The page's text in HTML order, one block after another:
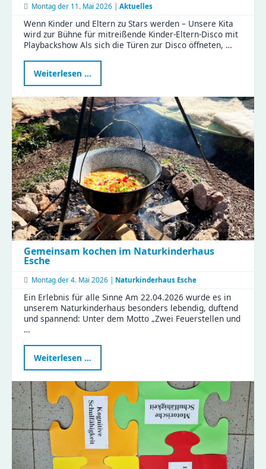
Montag der 11. Mai 2026 | Aktuelles
Wenn Kinder und Eltern zu Stars werden – Unsere Kita
wird zur Bühne für mitreißende Kinder-Eltern-Disco mit
Playbackshow Als sich die Türen zur Disco öffneten, …
Weiterlesen …
im
–
ein
verbindender
Nachmittag
voller
Magie
Gemeinsam kochen im Naturkinderhaus
Esche
Montag der 4. Mai 2026 | Naturkinderhaus Esche
Ein Erlebnis für alle Sinne Am 22.04.2026 wurde es in
unserem Naturkinderhaus besonders lebendig, duftend
und spannend: Unter dem Motto „Zwei Feuerstellen und
…
Weiterlesen …
kochen
Naturkinderhaus
Esche